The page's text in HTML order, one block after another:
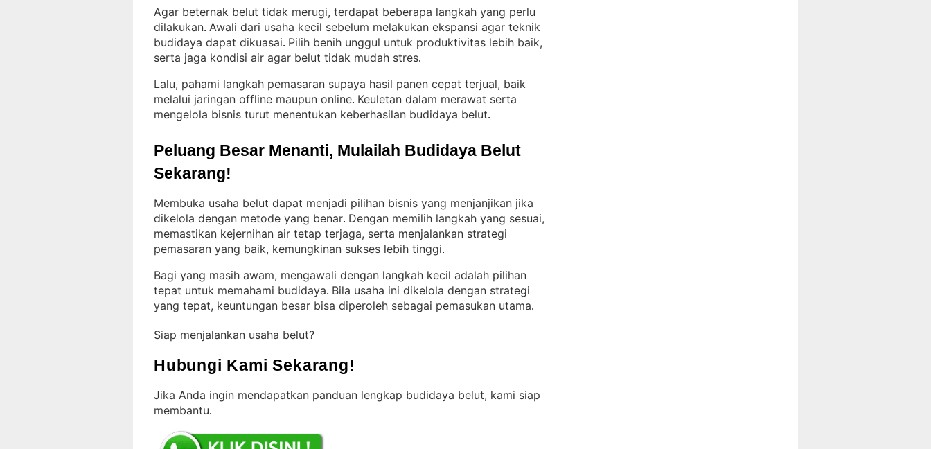
Agar beternak belut tidak merugi, terdapat beberapa langkah yang perlu
dilakukan. Awali dari usaha kecil sebelum melakukan ekspansi agar teknik
budidaya dapat dikuasai. Pilih benih unggul untuk produktivitas lebih baik,
serta jaga kondisi air agar belut tidak mudah stres.
Lalu, pahami langkah pemasaran supaya hasil panen cepat terjual, baik
melalui jaringan offline maupun online. Keuletan dalam merawat serta
mengelola bisnis turut menentukan keberhasilan budidaya belut.
Peluang Besar Menanti, Mulailah Budidaya Belut
Sekarang!
Membuka usaha belut dapat menjadi pilihan bisnis yang menjanjikan jika
dikelola dengan metode yang benar. Dengan memilih langkah yang sesuai,
memastikan kejernihan air tetap terjaga, serta menjalankan strategi
pemasaran yang baik, kemungkinan sukses lebih tinggi.
Bagi yang masih awam, mengawali dengan langkah kecil adalah pilihan
tepat untuk memahami budidaya. Bila usaha ini dikelola dengan strategi
yang tepat, keuntungan besar bisa diperoleh sebagai pemasukan utama.
Siap menjalankan usaha belut?
Hubungi Kami Sekarang!
Jika Anda ingin mendapatkan panduan lengkap budidaya belut, kami siap
membantu.